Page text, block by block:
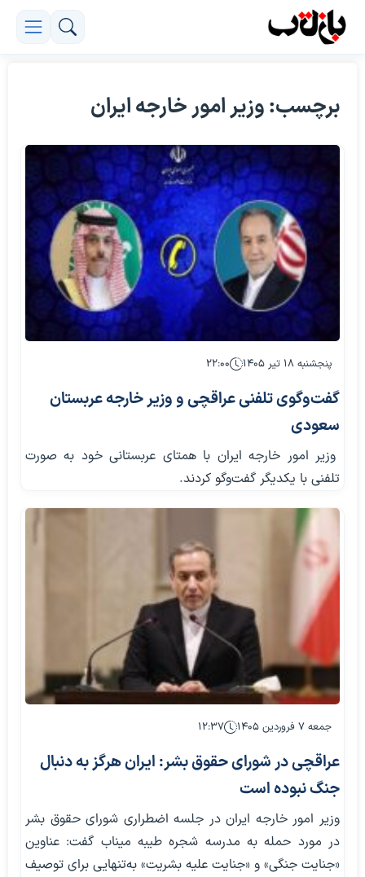
برچسب: وزیر امور خارجه ایران
پنجشنبه ۱۸ تیر ۱۴۰۵ ۲۲:۰۰
گفت‌وگوی تلفنی عراقچی و وزیر خارجه عربستان
سعودی
وزیر امور خارجه ایران با همتای عربستانی خود به صورت
تلفنی با یکدیگر گفت‌وگو کردند.
جمعه ۷ فروردین ۱۴۰۵ ۱۲:۳۷
عراقچی در شورای حقوق بشر: ایران هرگز به دنبال
جنگ نبوده است
وزیر امور خارجه ایران در جلسه اضطراری شورای حقوق بشر
در مورد حمله به مدرسه شجره طیبه میناب گفت: عناوین
«جنایت جنگی» و «جنایت علیه بشریت» به‌تنهایی برای توصیف